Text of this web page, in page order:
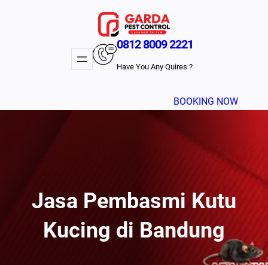
0812 8009 2221
Have You Any Quires ?
BOOKING NOW
Jasa Pembasmi Kutu
Kucing di Bandung